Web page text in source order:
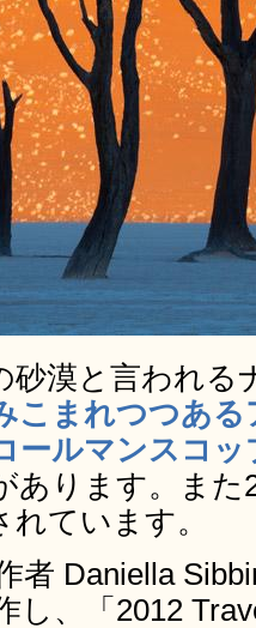
砂漠と言われる
こまれつつあ
ールマンスコ
あります。また
ています。
者 Daniella
し、「2012